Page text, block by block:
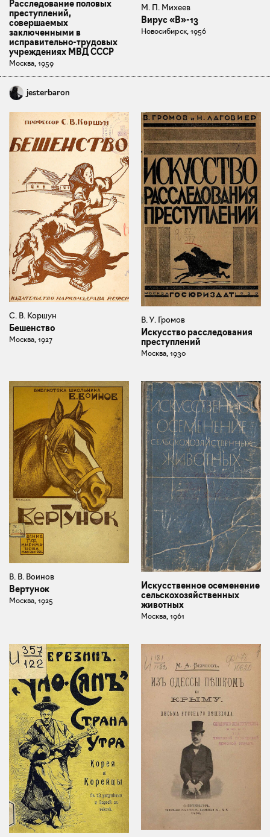
Расследование половых
преступлений,
совершаемых
заключенными в
исправительно-трудовых
учреждениях МВД СССР
Москва, 1959
М. П. Михеев
Вирус «В»-13
Новосибирск, 1956
jesterbaron
С. В. Коршун
Бешенство
Москва, 1927
В. У. Громов
Искусство расследования
преступлений
Москва, 1930
В. В. Воинов
Вертунок
Москва, 1925
Искусственное осеменение
сельскохозяйственных
животных
Москва, 1961